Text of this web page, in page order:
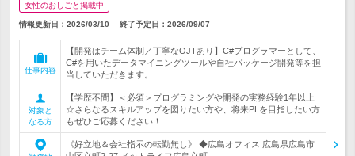
女性のおしごと掲載中
情報更新日：2026/03/10 終了予定日： 2026/09/07
仕事内容
【開発はチーム体制／丁寧なOJTあり】C#プログラマーとして、
C#を用いたデータマイニングツールや自社パッケージ開発等を担
当していただきます。
対象と
なる方
【学歴不問】＜必須＞プログラミングや開発の実務経験1年以上
☆さらなるスキルアップを図りたい方や、将来PLを目指したい方
もぜひご応募ください！
《好立地＆会社指示の転勤無し》 ◆広島オフィス 広島県広島市